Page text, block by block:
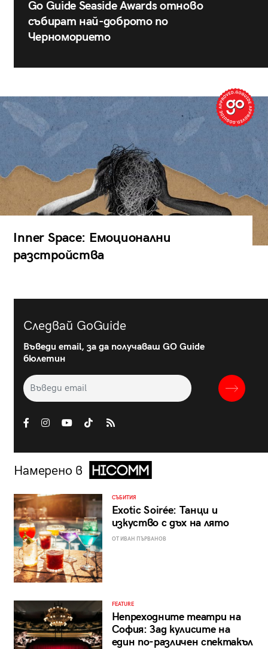
Go Guide Seaside Awards отново
събират най-доброто по
Черноморието
Inner Space: Емоционални
разстройства
Следвай GoGuide
Въведи email, за да получаваш GO Guide
бюлетин
Намерено в
СЪБИТИЯ
Exotic Soirée: Танци и
изкуство с дъх на лято
ОТ ИВАН ПЪРВАНОВ
FEATURE
Непреходните театри на
София: Зад кулисите на
един по-различен спектакъл